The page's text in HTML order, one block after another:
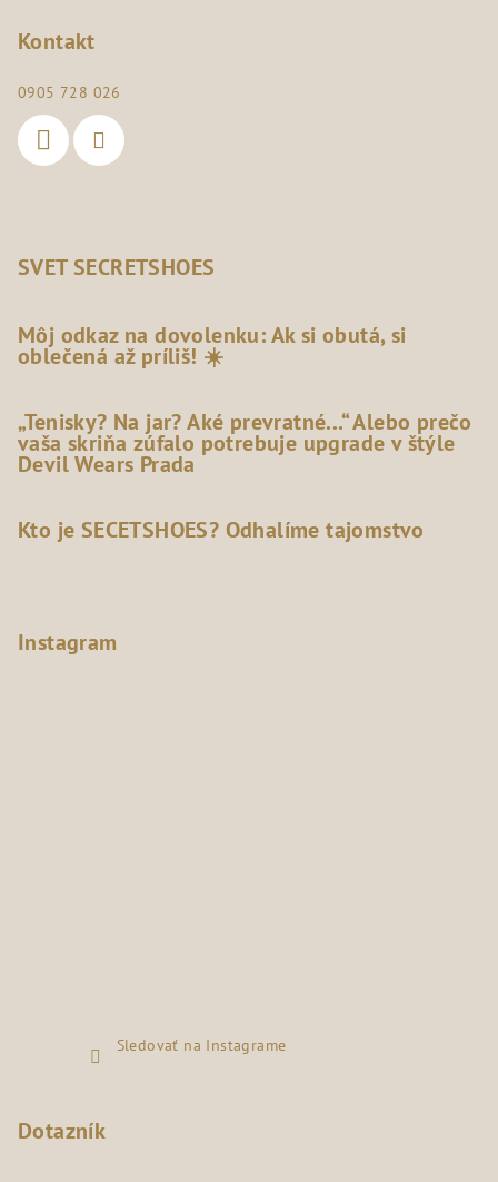
Kontakt
0905 728 026
SVET SECRETSHOES
Môj odkaz na dovolenku: Ak si obutá, si
oblečená až príliš! ☀️
„Tenisky? Na jar? Aké prevratné...“ Alebo prečo
vaša skriňa zúfalo potrebuje upgrade v štýle
Devil Wears Prada
Kto je SECETSHOES? Odhalíme tajomstvo
Instagram
Sledovať na Instagrame
Dotazník